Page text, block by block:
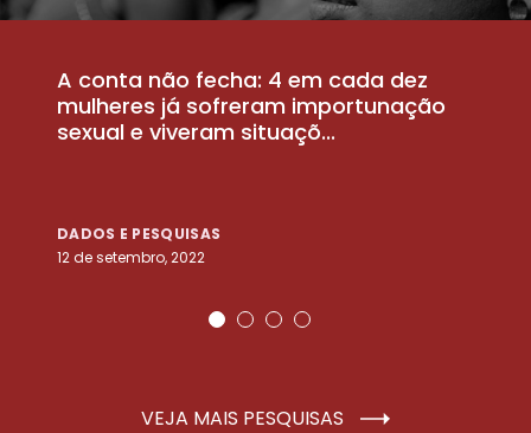
A conta não fecha: 4 em cada dez
mulheres já sofreram importunação
sexual e viveram situaçõ...
DADOS E PESQUISAS
12 de setembro, 2022
VEJA MAIS PESQUISAS